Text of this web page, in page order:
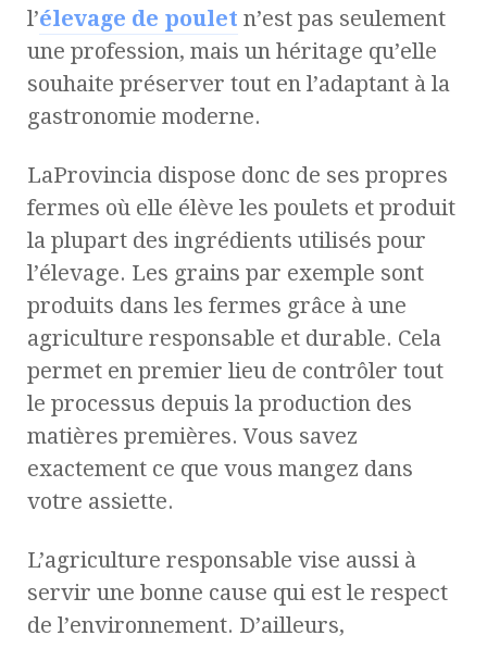
l’élevage de poulet n’est pas seulement
une profession, mais un héritage qu’elle
souhaite préserver tout en l’adaptant à la
gastronomie moderne.
LaProvincia dispose donc de ses propres
fermes où elle élève les poulets et produit
la plupart des ingrédients utilisés pour
l’élevage. Les grains par exemple sont
produits dans les fermes grâce à une
agriculture responsable et durable. Cela
permet en premier lieu de contrôler tout
le processus depuis la production des
matières premières. Vous savez
exactement ce que vous mangez dans
votre assiette.
L’agriculture responsable vise aussi à
servir une bonne cause qui est le respect
de l’environnement. D’ailleurs,